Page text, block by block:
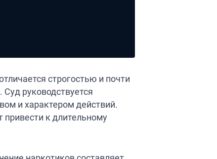
строгостью и почти
руководствуется
и характером действий.
к длительному